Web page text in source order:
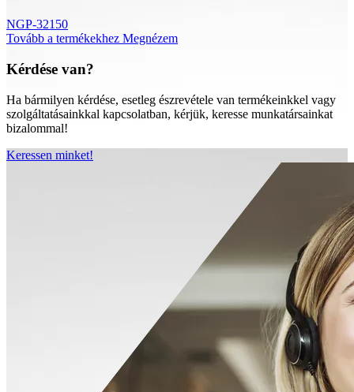
NGP-32150
Tovább a termékekhez Megnézem
Kérdése van?
Ha bármilyen kérdése, esetleg észrevétele van termékeinkkel vagy
szolgáltatásainkkal kapcsolatban, kérjük, keresse munkatársainkat
bizalommal!
Keressen minket!